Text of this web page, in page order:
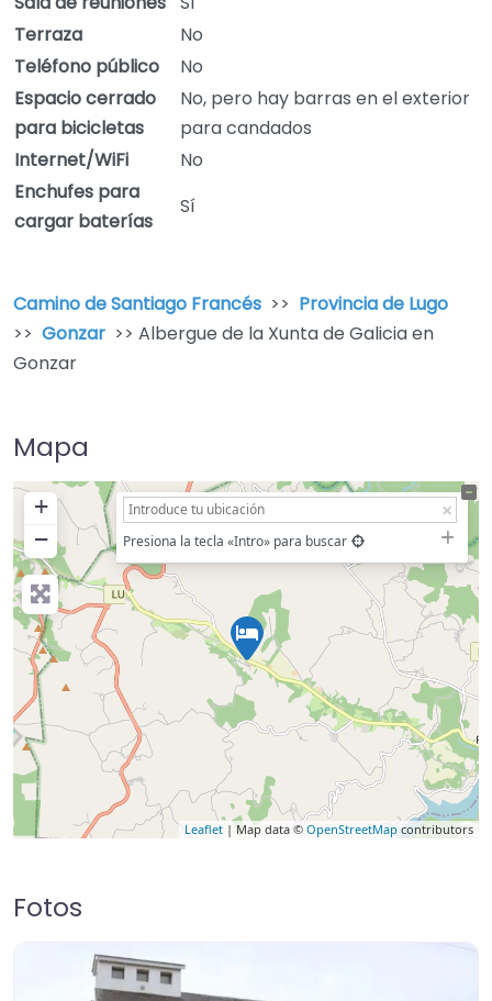
Terraza
No
Teléfono público
No
Espacio cerrado
para bicicletas
No, pero hay barras en el exterior
para candados
Internet/WiFi
No
Enchufes para
cargar baterías
Sí
Camino de Santiago Francés >> Provincia de Lugo
>> Gonzar >> Albergue de la Xunta de Galicia en
Gonzar
Mapa
+
−
Presiona la tecla «Intro» para buscar
Leaflet | Map data © OpenStreetMap contributors
Fotos